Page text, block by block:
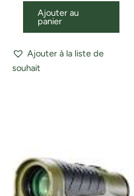
Ajouter au
panier
Ajouter à la liste de
souhait